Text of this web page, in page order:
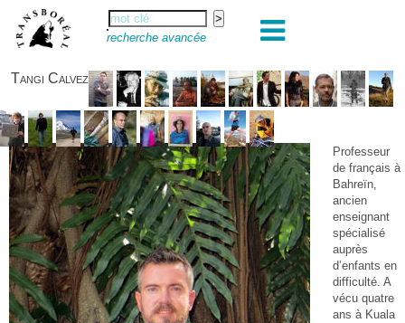
recherche avancée
Tangi Calvez
Professeur
de français à
Bahreïn,
ancien
enseignant
spécialisé
auprès
d’enfants en
difficulté. A
vécu quatre
ans à Kuala